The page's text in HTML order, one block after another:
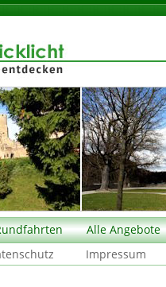
Alle Angebote
Impressum